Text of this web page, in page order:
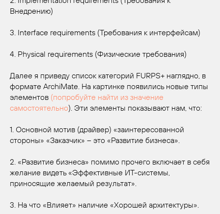
Внедрению)
3. Interface requirements (Требования к интерфейсам)
4. Physical requirements (Физические требования)
Далее я приведу список категорий FURPS+ наглядно, в
формате ArchiMate. На картинке появились новые типы
элементов (попробуйте найти из значение
самостоятельно). Эти элементы показывают нам, что:
1. Основной мотив (драйвер) «заинтересованной
стороны» «Заказчик» – это «Развитие бизнеса».
2. «Развитие бизнеса» помимо прочего включает в себя
желание видеть «Эффективные ИТ-системы,
приносящие желаемый результат».
3. На что «Влияет» наличие «Хорошей архитектуры».